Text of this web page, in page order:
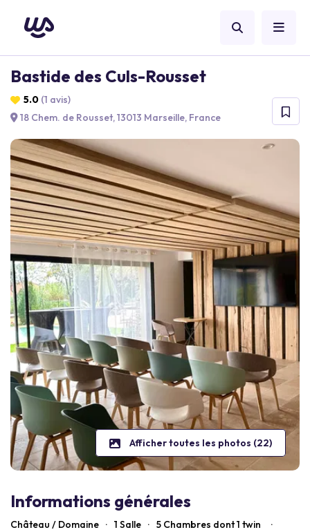
Bastide des Culs-Rousset
5.0 (1 avis)
18 Chem. de Rousset, 13013 Marseille, France
Afficher toutes les photos (22)
Informations générales
Château / Domaine · 1 Salle · 5 Chambres dont 1 twin
·